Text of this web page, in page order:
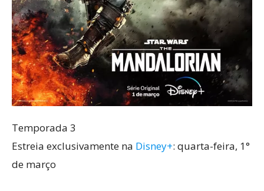
Temporada 3
Estreia exclusivamente na Disney+: quarta-feira, 1°
de março